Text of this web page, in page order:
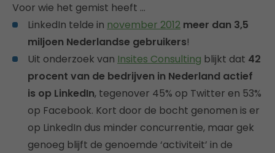
Voor wie het gemist heeft …
LinkedIn telde in november 2012 meer dan 3,5
miljoen Nederlandse gebruikers!
Uit onderzoek van Insites Consulting blijkt dat 42
procent van de bedrijven in Nederland actief
is op LinkedIn, tegenover 45% op Twitter en 53%
op Facebook. Kort door de bocht genomen is er
op LinkedIn dus minder concurrentie, maar gek
genoeg blijft de genoemde ‘activiteit’ in de